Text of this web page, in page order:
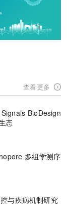
查看更多
BioDesign
态
多组学测序
与疾病机制研究